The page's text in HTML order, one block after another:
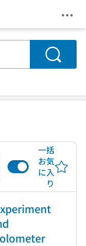
メ
検索
一括
お気
に入
り